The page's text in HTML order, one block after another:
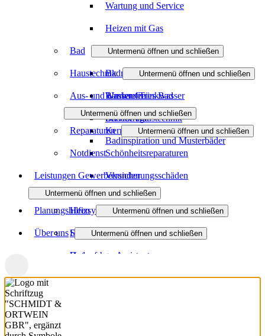
Wartung und Service
Heizen mit Gas
Bad Untermenü öffnen und schließen
Badmodernisierung
Barrierefreies Bad
Badanfrage
Badinspiration und Musterbäder
Haustechnik Untermenü öffnen und schließen
Wasser / Trinkwasser
Service Haustechnik
Aus- und Umbauten
Untermenü öffnen und schließen
Kernbohrung
Reparaturen Untermenü öffnen und schließen
Schönheitsreparaturen
Versicherungsschäden
Notdienst
Leistungen Gewerbekunden
Untermenü öffnen und schließen
Heizsysteme
Sanitäranlagen
Planungshilfen Untermenü öffnen und schließen
Heizungsanfrage-Assistent
Badanfrage-Assistent
3D-Badplaner
Über uns Untermenü öffnen und schließen
Unternehmen
Partner